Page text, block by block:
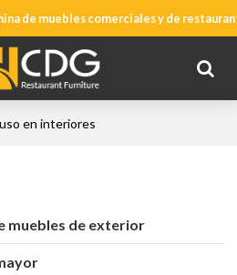
de muebles comerciales y de
en interiores
muebles de exterior